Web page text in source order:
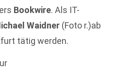
Bookwire. Als IT-
Waidner (Foto r.)ab
tätig werden.